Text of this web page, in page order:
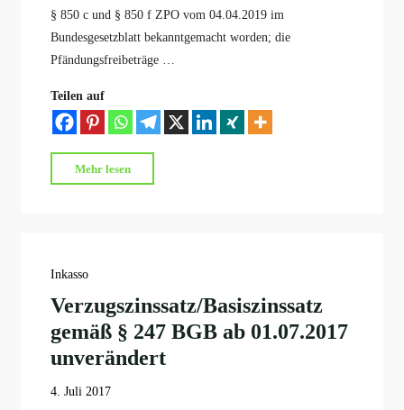
§ 850 c und § 850 f ZPO vom 04.04.2019 im
Bundesgesetzblatt bekanntgemacht worden; die
Pfändungsfreibeträge …
Teilen auf
Mehr lesen
Pfändungsfreigrenzen
Inkasso
Verzugszinssatz/Basiszinssatz
gemäß § 247 BGB ab 01.07.2017
unverändert
4. Juli 2017